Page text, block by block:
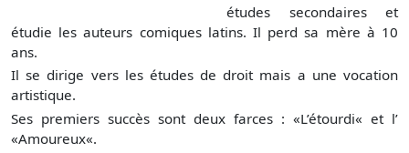
études secondaires et
étudie les auteurs comiques latins. Il perd sa mère à 10
ans.
Il se dirige vers les études de droit mais a une vocation
artistique.
Ses premiers succès sont deux farces : «L’étourdi« et l’
«Amoureux«.